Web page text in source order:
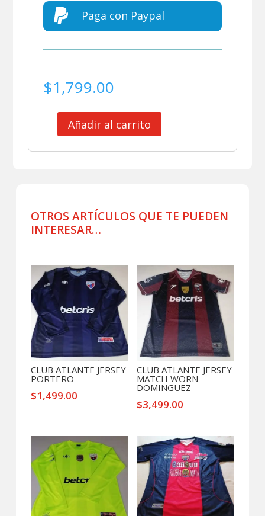
 Paga con Paypal
$1,799.00
Añadir al carrito
OTROS ARTÍCULOS QUE TE PUEDEN
INTERESAR…
CLUB ATLANTE JERSEY
PORTERO
$1,499.00
CLUB ATLANTE JERSEY
MATCH WORN
DOMINGUEZ
$3,499.00